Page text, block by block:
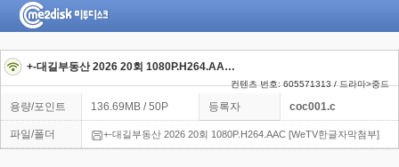
+-대길부동산 2026 20회 1080P.H264.AAC [WeTV한글자막첨부]
컨텐츠 번호: 605571313 / 드라마>중드
용량/포인트 136.69MB / 50P 등록자 coc001.c
파일/폴더 +-대길부동산 2026 20회 1080P.H264.AAC [WeTV한글자막첨부]